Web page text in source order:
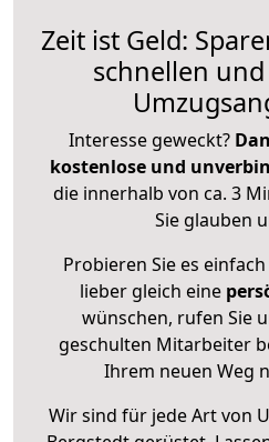
Zeit ist Geld:
schnellen
Interesse geweckt?
kostenlose und
die innerhalb von ca. 3
Sie glauben
Probieren Sie es
lieber gleich eine
wünschen, rufen Sie
geschulten Mitarbeiter
Ihrem neuen Weg
Wir sind für jede Art von